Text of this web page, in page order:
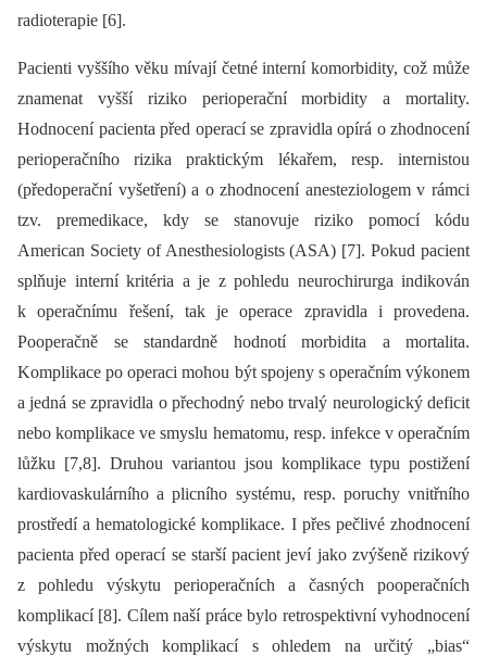
radioterapie [6].
Pacienti vyššího věku mívají četné interní komorbidity, což může
znamenat vyšší riziko perioperační morbidity a mortality.
Hodnocení pacienta před operací se zpravidla opírá o zhodnocení
perioperačního rizika praktickým lékařem, resp. internistou
(předoperační vyšetření) a o zhodnocení anesteziologem v rámci
tzv. premedikace, kdy se stanovuje riziko pomocí kódu
American Society of Anesthesiologists (ASA) [7]. Pokud pacient
splňuje interní kritéria a je z pohledu neurochirurga indikován
k operačnímu řešení, tak je operace zpravidla i provedena.
Pooperačně se standardně hodnotí morbidita a mortalita.
Komplikace po operaci mohou být spojeny s operačním výkonem
a jedná se zpravidla o přechodný nebo trvalý neurologický deficit
nebo komplikace ve smyslu hematomu, resp. infekce v operačním
lůžku [7,8]. Druhou variantou jsou komplikace typu postižení
kardiovaskulárního a plicního systému, resp. poruchy vnitřního
prostředí a hematologické komplikace. I přes pečlivé zhodnocení
pacienta před operací se starší pacient jeví jako zvýšeně rizikový
z pohledu výskytu perioperačních a časných pooperačních
komplikací [8]. Cílem naší práce bylo retrospektivní vyhodnocení
výskytu možných komplikací s ohledem na určitý „bias“